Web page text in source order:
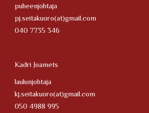
puheenjohtaja
pj.seitakuoro(at)gmail.com
040 7735 346
Kadri Joamets
laulunjohtaja
kj.seitakuoro(at)gmail.com
050 4988 995